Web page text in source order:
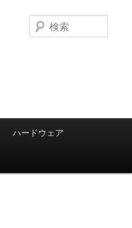
索
ハードウェア